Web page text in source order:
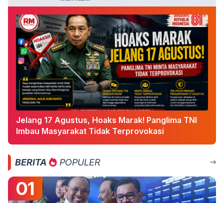
Jelang 17 Agustus, Hoaks Marak! Panglima TNI
Imbau Masyarakat Tidak Terprovokasi
BERITA POPULER
01